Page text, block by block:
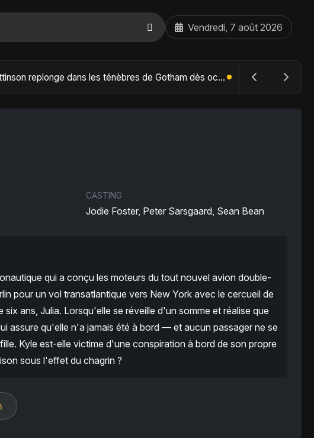
Vendredi, 7 août 2026
The Batman : Part II – Robert Pattinson replonge dans les ténèbres de Gotham dès octobre 2027
CASTING
Jodie Foster, Peter Sarsgaard, Sean Bean
qui a conçu les moteurs du tout nouvel avion double-
pour un vol transatlantique vers New York avec le cercueil de
six ans, Julia. Lorsqu'elle se réveille d'un somme et réalise que
assure qu'elle n'a jamais été à bord — et aucun passager ne se
Kyle est-elle victime d'une conspiration à bord de son propre
sous l'effet du chagrin ?